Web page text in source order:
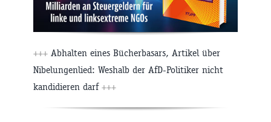
+++ Abhalten eines Bücherbasars, Artikel über
Nibelungenlied: Weshalb der AfD-Politiker nicht
kandidieren darf +++